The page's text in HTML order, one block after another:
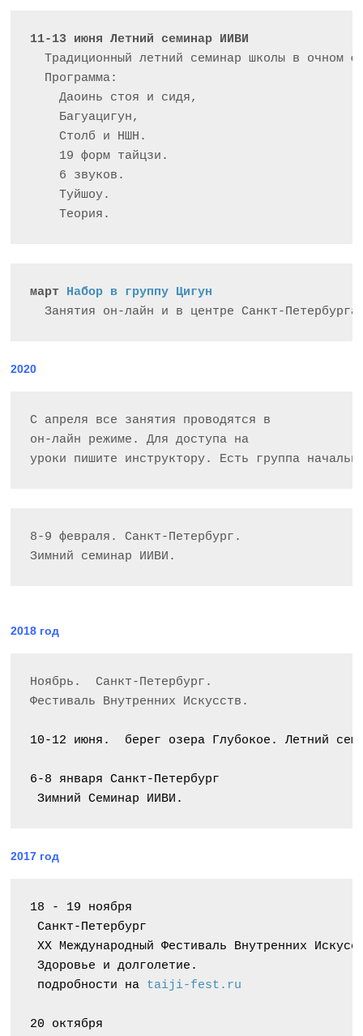
11-13 июня Летний семинар ИИВИ
Традиционный летний семинар школы в очном
  Программа:
    Даоинь стоя и сидя,
    Багуацигун,
    Столб и НШН.
    19 форм тайцзи.
    6 звуков.
    Туйшоу.
март Набор в группу Цигун
Занятия он-лайн и в центре Санкт-
2020
С апреля все занятия проводятся в
он-лайн режиме. Для доступа на
уроки пишите инструктору. Есть группа
8-9 февраля. Санкт-Петербург.
Зимний семинар ИИВИ.
2018 год
Ноябрь.  Санкт-Петербург.
Фестиваль Внутренних Искусств.
10-12 июня.  берег озера Глубокое. Летний
6-8 января Санкт-Петербург
Зимний Семинар ИИВИ.
2017 год
18 - 19 ноября
Санкт-Петербург
ХХ Международный Фестиваль Внутренних
Здоровье и долголетие.
подробности на taiji-fest.ru
20 октября